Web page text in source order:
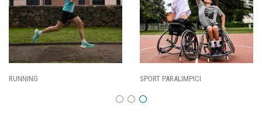
BASKET